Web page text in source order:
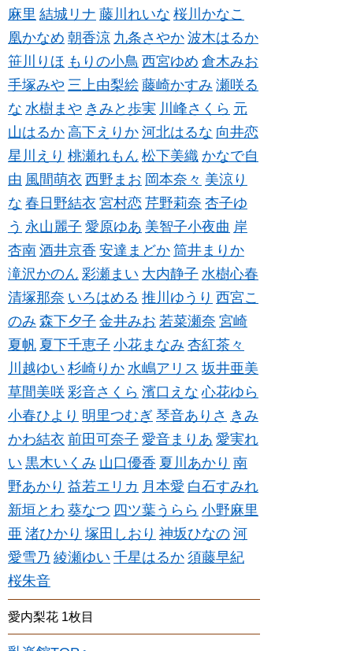
麻里 結城リナ 藤川れいな 桜川かなこ
凰かなめ 朝香涼 九条さやか 波木はるか
笹川りほ もりの小鳥 西宮ゆめ 倉木みお
手塚みや 三上由梨絵 藤崎かすみ 瀬咲る
な 水樹まや きみと歩実 川峰さくら 元
山はるか 高下えりか 河北はるな 向井恋
星川えり 桃瀬れもん 松下美織 かなで自
由 風間萌衣 西野まお 岡本奈々 美涼り
な 春日野結衣 宮村恋 芹野莉奈 杏子ゆ
う 永山麗子 愛原ゆあ 美智子小夜曲 岸
杏南 酒井京香 安達まどか 筒井まりか
滝沢かのん 彩瀬まい 大内静子 水樹心春
清塚那奈 いろはめる 推川ゆうり 西宮こ
のみ 森下夕子 金井みお 若菜瀬奈 宮崎
夏帆 夏下千恵子 小花まなみ 杏紅茶々
川越ゆい 杉崎りか 水嶋アリス 坂井亜美
草間美咲 彩音さくら 濱口えな 心花ゆら
小春ひより 明里つむぎ 琴音ありさ きみ
かわ結衣 前田可奈子 愛音まりあ 愛実れ
い 黒木いくみ 山口優香 夏川あかり 南
野あかり 益若エリカ 月本愛 白石すみれ
新垣とわ 葵なつ 四ツ葉うらら 小野麻里
亜 渚ひかり 塚田しおり 神坂ひなの 河
愛雪乃 綾瀬ゆい 千星はるか 須藤早紀
桜朱音
愛内梨花 1枚目